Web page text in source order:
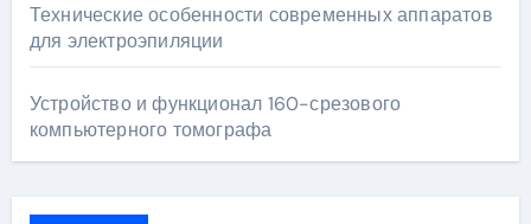
Технические особенности современных аппаратов
для электроэпиляции
Устройство и функционал 160-срезового
компьютерного томографа